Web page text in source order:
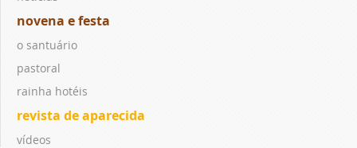
novena e festa
o santuário
pastoral
rainha hotéis
revista de aparecida
vídeos